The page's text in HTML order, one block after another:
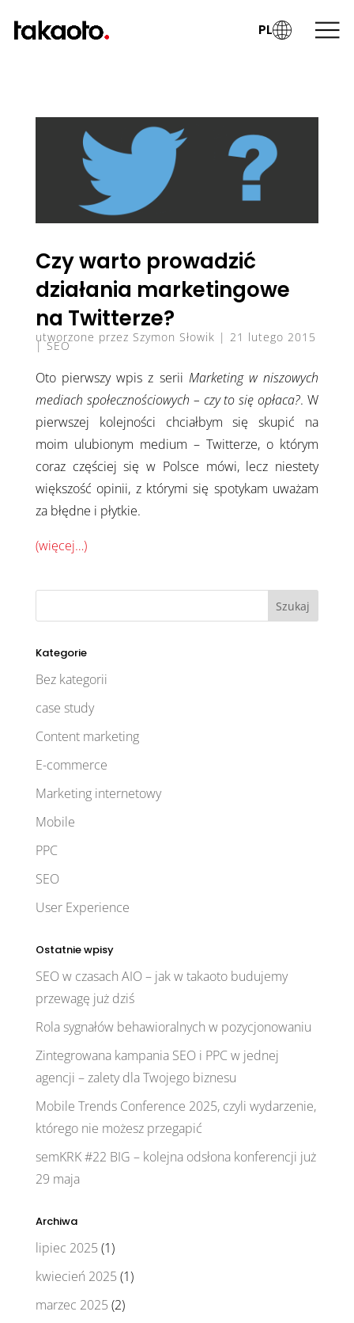
PL
Czy warto prowadzić
działania marketingowe
na Twitterze?
utworzone przez Szymon Słowik | 21 lutego 2015
|SEO
Oto pierwszy wpis z serii Marketing w niszowych
mediach społecznościowych – czy to się opłaca?. W
pierwszej kolejności chciałbym się skupić na
moim ulubionym medium – Twitterze, o którym
coraz częściej się w Polsce mówi, lecz niestety
większość opinii, z którymi się spotykam uważam
za błędne i płytkie.
(więcej…)
Kategorie
Bez kategorii
case study
Content marketing
E-commerce
Marketing internetowy
Mobile
PPC
SEO
User Experience
Ostatnie wpisy
SEO w czasach AIO – jak w takaoto budujemy
przewagę już dziś
Rola sygnałów behawioralnych w pozycjonowaniu
Zintegrowana kampania SEO i PPC w jednej
agencji – zalety dla Twojego biznesu
Mobile Trends Conference 2025, czyli wydarzenie,
którego nie możesz przegapić
semKRK #22 BIG – kolejna odsłona konferencji już
29 maja
Archiwa
lipiec 2025 (1)
kwiecień 2025 (1)
marzec 2025 (2)